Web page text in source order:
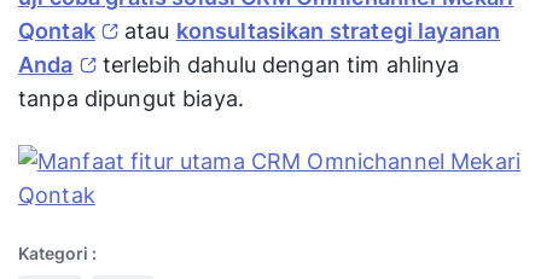
Qontak
atau konsultasikan strategi layanan
Anda
terlebih dahulu dengan tim ahlinya
tanpa dipungut biaya.
Kategori :